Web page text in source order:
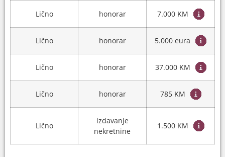
Lično honorar 7.000 KM
Lično honorar 5.000 eura
Lično honorar 37.000 KM
Lično honorar 785 KM
Lično
izdavanje
nekretnine
1.500 KM